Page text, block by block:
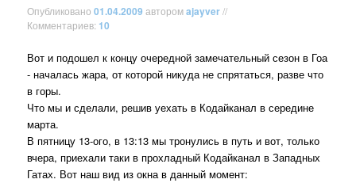
Опубликовано01.04.2009 авторомajayver//
Комментариев: 10
Вот и подошел к концу очередной замечательный сезон в Гоа
- началась жара, от которой никуда не спрятаться, разве что
в горы.
Что мы и сделали, решив уехать в Кодайканал в середине
марта.
В пятницу 13-ого, в 13:13 мы тронулись в путь и вот, только
вчера, приехали таки в прохладный Кодайканал в Западных
Гатах. Вот наш вид из окна в данный момент: